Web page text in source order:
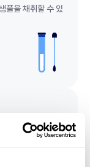
플을 채취할 수 있